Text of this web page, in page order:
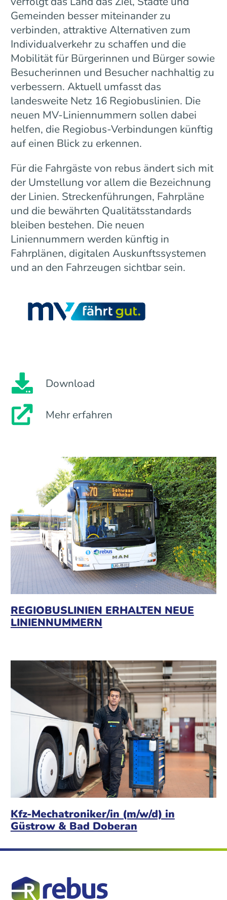
Gemeinden besser miteinander zu
verbinden, attraktive Alternativen zum
Individualverkehr zu schaffen und die
Mobilität für Bürgerinnen und Bürger sowie
Besucherinnen und Besucher nachhaltig zu
verbessern. Aktuell umfasst das
landesweite Netz 16 Regiobuslinien. Die
neuen MV-Liniennummern sollen dabei
helfen, die Regiobus-Verbindungen künftig
auf einen Blick zu erkennen.
Für die Fahrgäste von rebus ändert sich mit
der Umstellung vor allem die Bezeichnung
der Linien. Streckenführungen, Fahrpläne
und die bewährten Qualitätsstandards
bleiben bestehen. Die neuen
Liniennummern werden künftig in
Fahrplänen, digitalen Auskunftssystemen
und an den Fahrzeugen sichtbar sein.
Download
Mehr erfahren
REGIOBUSLINIEN ERHALTEN NEUE
LINIENNUMMERN
Kfz-Mechatroniker/in (m/w/d) in
Güstrow & Bad Doberan